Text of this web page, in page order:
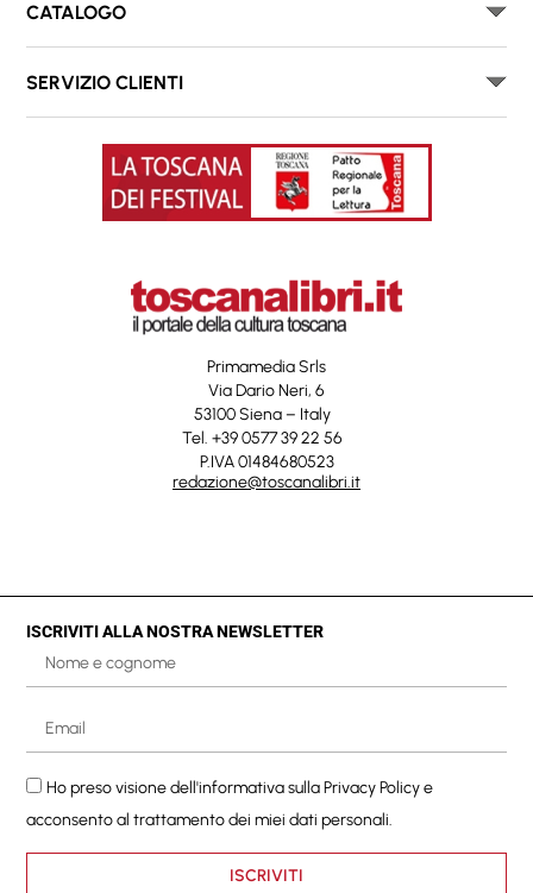
CATALOGO
SERVIZIO CLIENTI
Primamedia Srls
Via Dario Neri, 6
53100 Siena – Italy
Tel. +39 0577 39 22 56
P.IVA 01484680523
redazione@toscanalibri.it
ISCRIVITI ALLA NOSTRA NEWSLETTER
Ho preso visione dell'informativa sullaPrivacy Policye
acconsento al trattamento dei miei dati personali.
ISCRIVITI